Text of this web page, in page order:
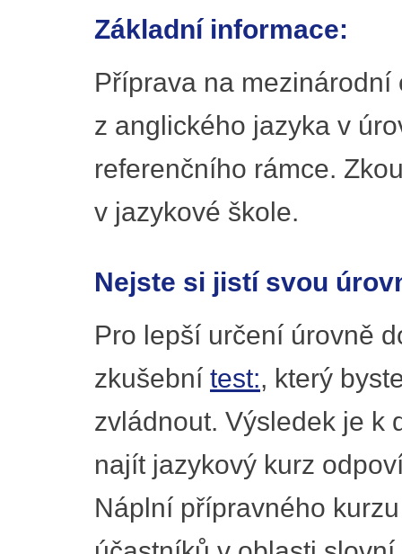
Základní informace:
Příprava na
z anglického jazyka v
referenčního rámce.
v jazykové škole.
Nejste si jistí svou
Pro lepší určení úrovně
zkušební test:, který
zvládnout. Výsledek je k
najít jazykový kurz
Náplní přípravného